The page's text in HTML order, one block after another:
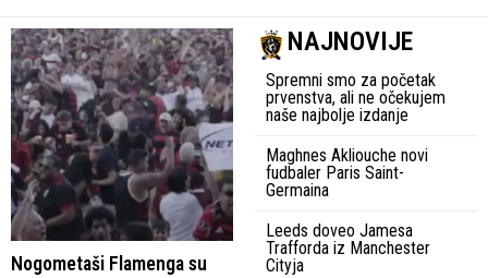
Nogometaši Flamenga su
NAJNOVIJE
Spremni smo za početak
prvenstva, ali ne očekujem
naše najbolje izdanje
Maghnes Akliouche novi
fudbaler Paris Saint-
Germaina
Leeds doveo Jamesa
Trafforda iz Manchester
Cityja